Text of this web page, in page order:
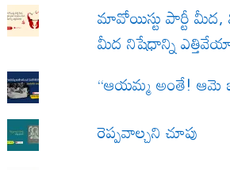
మావోయిస్టు పార్టీ మీద,
మీద నిషేధాన్ని
“ఆయమ్మ అంతే!
రెప్పవాల్చని చూపు